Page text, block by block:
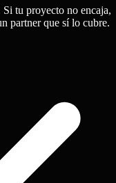
tu proyecto no encaja,
partner que sí lo cubre.